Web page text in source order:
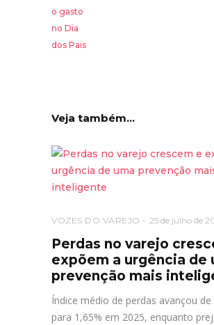
Veja também...
VOZES DO VAREJO 25 de julho de
Perdas no varejo
expõem a urgência de
prevenção mais
Índice médio de perdas avançou de
para 1,65% em 2025, enquanto